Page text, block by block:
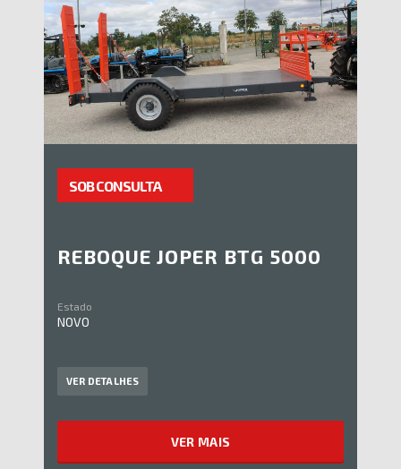
SOB CONSULTA
REBOQUE JOPER BTG 5000
Estado
NOVO
VER DETALHES
VER MAIS